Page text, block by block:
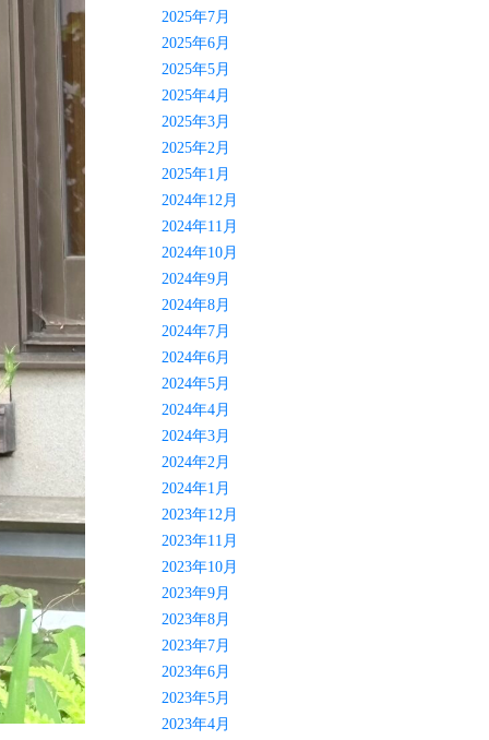
2025年7月
2025年6月
2025年5月
2025年4月
2025年3月
2025年2月
2025年1月
2024年12月
2024年11月
2024年10月
2024年9月
2024年8月
2024年7月
2024年6月
2024年5月
2024年4月
2024年3月
2024年2月
2024年1月
2023年12月
2023年11月
2023年10月
2023年9月
2023年8月
2023年7月
2023年6月
2023年5月
2023年4月